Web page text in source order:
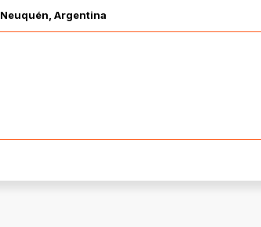
, Neuquén, Argentina